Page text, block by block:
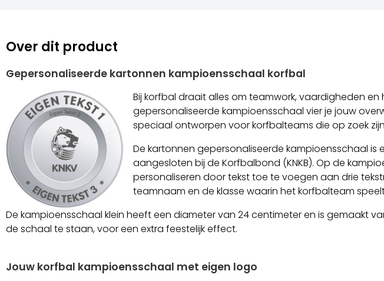
Over dit product
Gepersonaliseerde kartonnen kampioensschaal korfbal
Bij korfbal draait alles om teamwork, vaardigheden
gepersonaliseerde kampioensschaal vier je jouw
speciaal ontworpen voor korfbalteams die op zoek
De kartonnen gepersonaliseerde kampioensschaal
aangesloten bij de Korfbalbond (KNKB). Op de
personaliseren door tekst toe te voegen aan drie
teamnaam en de klasse waarin het korfbalteam
De kampioensschaal klein heeft een diameter van 24 centimeter en is gemaakt
de schaal te staan, voor een extra feestelijk effect.
Jouw korfbal kampioensschaal met eigen logo